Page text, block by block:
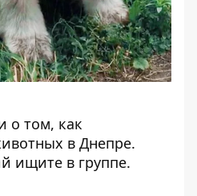
о том, как
в Днепре.
ищите в группе.